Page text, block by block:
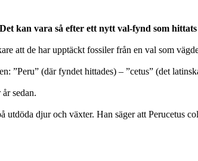
kan vara så efter ett nytt val-fynd som
att de har upptäckt fossiler från en val som
”Peru” (där fyndet hittades) – ”cetus” (det
sedan.
djur och växter. Han säger att Perucetus